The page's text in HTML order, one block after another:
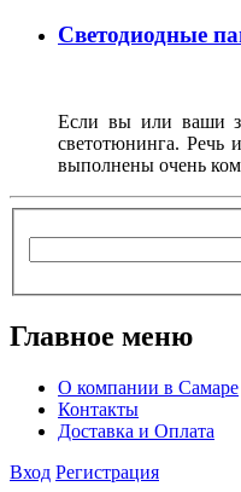
Светодиодные
Если вы или ваши
светотюнинга. Речь
выполнены очень
Главное меню
О компании в Самаре
Контакты
Доставка и Оплата
Вход Регистрация